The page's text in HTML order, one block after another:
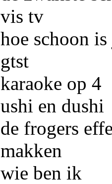
vis tv
hoe schoon
gtst
karaoke op 4
ushi en dushi
de frogers
makken
wie ben ik